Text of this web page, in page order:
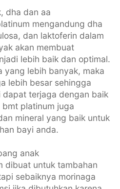
dha dan aa
mengandung dha
dan laktoferin dalam
akan membuat
lebih baik dan optimal.
yang lebih banyak, maka
lebih besar sehingga
terjaga dengan baik
platinum juga
mineral yang baik untuk
bayi anda.
anak
dibuat untuk tambahan
sebaiknya morinaga